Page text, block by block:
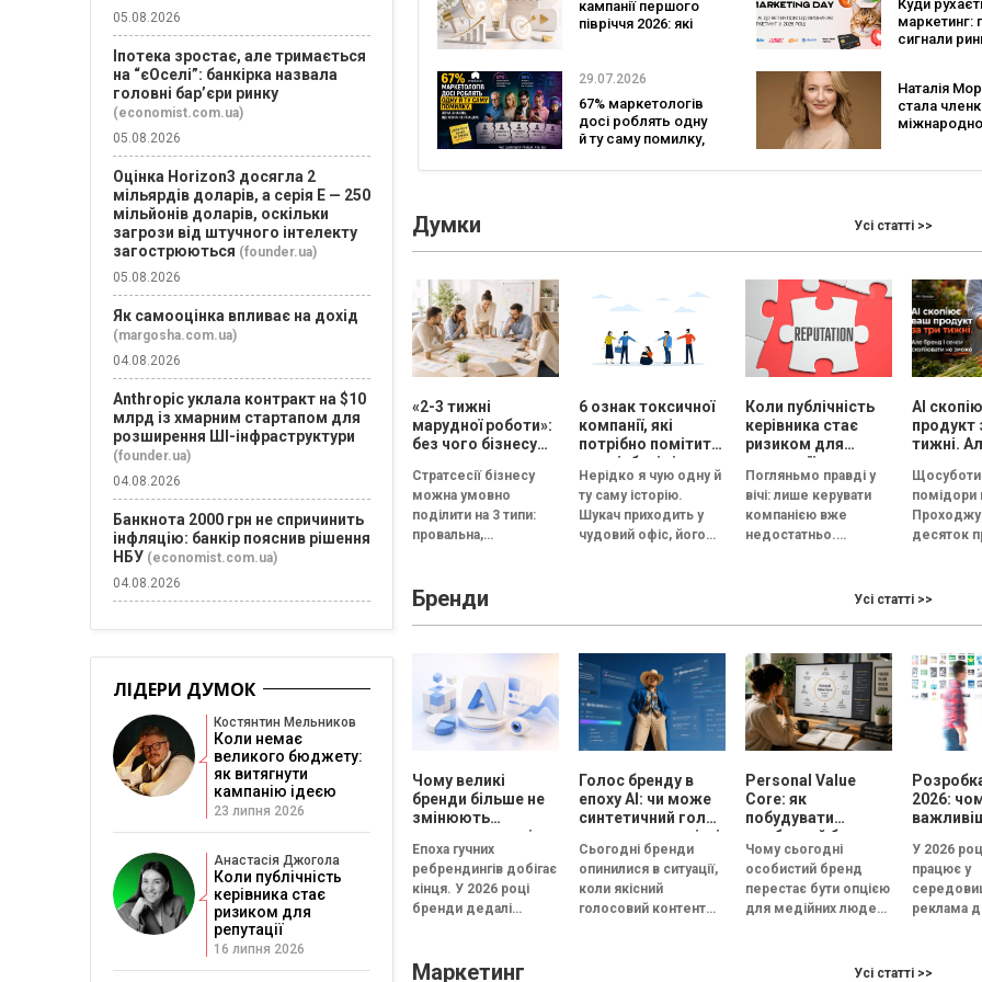
кампанії першого
півріччя 2026: які
Куди
маркетинг:
сигнали
GoIT
29.07.2026
67% маркетологів
досі роблять одну
й ту саму помилку,
вона не працює
Наталія
стала
Effie Awards
Думки Усі статті >>
«2-3 тижні
марудної роботи»:
без чого бізнесу
проводити
стратегічну сесію
Стратсесії бізнесу
можна умовно
поділити на 3 типи:
провальна,
Провальна — це
«рефлексія під
результату....
6 ознак токсичної
компанії, які
потрібно помітити
на співбесіді
Нерідко я чую одну й
ту саму історію.
Шукач приходить у
чудовий офіс, його
Коли публічність
керівника стає
ризиком для
репутації
Погляньмо правді у
вічі: лише керувати
компанією вже
недостатньо.
бізнесу. За даними
AI
продукт
тижні.
сенси
не
Щосуботи
помідори
Проходжу
десяток
два-три
Бренди Усі статті >>
Чому великі
бренди більше не
змінюють
логотипи кожні
три роки
Епоха гучних
ребрендингів добігає
кінця. У 2026 році
бренди дедалі
впізнавані
Голос бренду в
епоху АІ: чи може
синтетичний голос
передати емоцію і
довіру, або всі
бренди незабаром
звучатимуть
однаково?
Сьогодні бренди
опинилися в ситуації,
коли якісний
голосовий контент
Personal Value
Core: як
побудувати
особистий бренд,
який працює на
вибір, довіру і
статус
Чому сьогодні
особистий бренд
перестає бути опцією
для медійних людей і
довіри та особистого
2026:
У 2026
працює у
реклама
Маркетинг Усі статті >>
05.08.2026
Іпотека зростає, але тримається
на “єОселі”: банкірка назвала
головні бар’єри ринку
(economist.com.ua)
05.08.2026
Оцінка Horizon3 досягла 2
мільярдів доларів, а серія E — 250
мільйонів доларів, оскільки
загрози від штучного інтелекту
загострюються (founder.ua)
05.08.2026
Як самооцінка впливає на дохід
(margosha.com.ua)
04.08.2026
Anthropic уклала контракт на $10
млрд із хмарним стартапом для
розширення ШІ-інфраструктури
(founder.ua)
04.08.2026
Банкнота 2000 грн не спричинить
інфляцію: банкір пояснив рішення
НБУ (economist.com.ua)
04.08.2026
ЛІДЕРИ ДУМОК
Костянтин Мельников
Коли немає
великого бюджету:
як витягнути
кампанію ідеєю
23 липня 2026
Анастасія Джогола
Коли публічність
керівника стає
ризиком для
репутації
16 липня 2026